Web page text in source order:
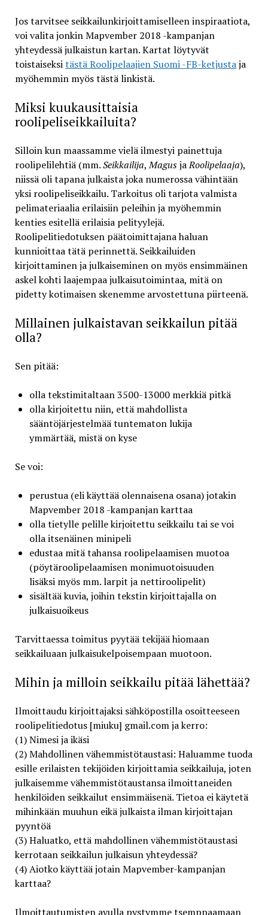
Jos tarvitsee seikkailunkirjoittamiselleen inspiraatiota,
voi valita jonkin Mapvember 2018 -kampanjan
yhteydessä julkaistun kartan. Kartat löytyvät
toistaiseksitästä Roolipelaajien Suomi -FB-ketjustaja
myöhemmin myös tästä linkistä.
Miksi kuukausittaisia
roolipeliseikkailuita?
Silloin kun maassamme vielä ilmestyi painettuja
roolipelilehtiä (mm.Seikkailija,MagusjaRoolipelaaja),
niissä oli tapana julkaista joka numerossa vähintään
yksi roolipeliseikkailu. Tarkoitus oli tarjota valmista
pelimateriaalia erilaisiin peleihin ja myöhemmin
kenties esitellä erilaisia pelityylejä.
Roolipelitiedotuksen päätoimittajana haluan
kunnioittaa tätä perinnettä. Seikkailuiden
kirjoittaminen ja julkaiseminen on myös ensimmäinen
askel kohti laajempaa julkaisutoimintaa, mitä on
pidetty kotimaisen skenemme arvostettuna piirteenä.
Millainen julkaistavan seikkailun pitää
olla?
Sen pitää:
olla tekstimitaltaan 3500-13000 merkkiä pitkä
olla kirjoitettu niin, että mahdollista
sääntöjärjestelmää tuntematon lukija
ymmärtää, mistä on kyse
Se voi:
perustua (eli käyttää olennaisena osana) jotakin
Mapvember 2018 -kampanjan karttaa
olla tietylle pelille kirjoitettu seikkailu tai se voi
olla itsenäinen minipeli
edustaa mitä tahansa roolipelaamisen muotoa
(pöytäroolipelaamisen monimuotoisuuden
lisäksi myös mm. larpit ja nettiroolipelit)
sisältää kuvia, joihin tekstin kirjoittajalla on
julkaisuoikeus
Tarvittaessa toimitus pyytää tekijää hiomaan
seikkailuaan julkaisukelpoisempaan muotoon.
Mihin ja milloin seikkailu pitää lähettää?
Ilmoittaudu kirjoittajaksi sähköpostilla osoitteeseen
roolipelitiedotus [miuku] gmail.com ja kerro:
(1) Nimesi ja ikäsi
(2) Mahdollinen vähemmistötaustasi: Haluamme tuoda
esille erilaisten tekijöiden kirjoittamia seikkailuja, joten
julkaisemme vähemmistötaustansa ilmoittaneiden
henkilöiden seikkailut ensimmäisenä. Tietoa ei käytetä
mihinkään muuhun eikä julkaista ilman kirjoittajan
pyyntöä
(3) Haluatko, että mahdollinen vähemmistötaustasi
kerrotaan seikkailun julkaisun yhteydessä?
(4) Aiotko käyttää jotain Mapvember-kampanjan
karttaa?
Ilmoittautumisten avulla pystymme tsemppaamaan